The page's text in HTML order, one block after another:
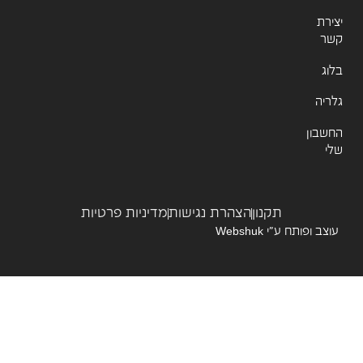
הצהרת נגישותמדיניות פרטיות
ופותח ע”יWebshuk